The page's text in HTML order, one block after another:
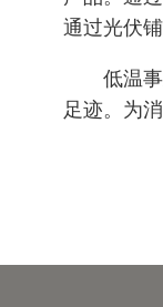
通过光伏
低温
足迹。为